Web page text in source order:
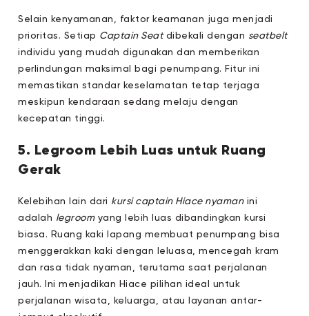
Selain kenyamanan, faktor keamanan juga menjadi
prioritas. Setiap Captain Seatdibekali dengan seatbelt
individu yang mudah digunakan dan memberikan
perlindungan maksimal bagi penumpang. Fitur ini
memastikan standar keselamatan tetap terjaga
meskipun kendaraan sedang melaju dengan
kecepatan tinggi.
5. Legroom Lebih Luas untuk Ruang
Gerak
Kelebihan lain dari kursi captain Hiace nyamanini
adalah legroomyang lebih luas dibandingkan kursi
biasa. Ruang kaki lapang membuat penumpang bisa
menggerakkan kaki dengan leluasa, mencegah kram
dan rasa tidak nyaman, terutama saat perjalanan
jauh. Ini menjadikan Hiace pilihan ideal untuk
perjalanan wisata, keluarga, atau layanan antar-